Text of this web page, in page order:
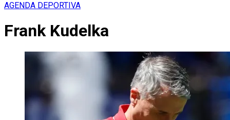
AGENDA DEPORTIVA
Frank Kudelka